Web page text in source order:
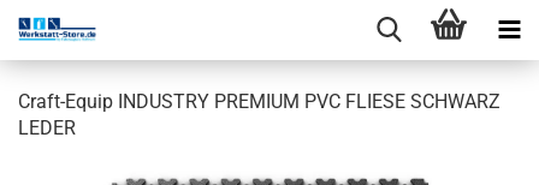
Craft-Equip INDUSTRY PREMIUM PVC FLIESE SCHWARZ
LEDER